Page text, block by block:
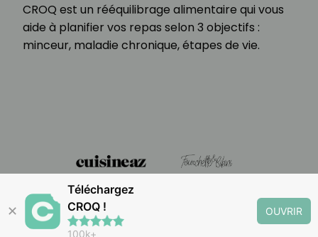
CROQ est un rééquilibrage alimentaire qui vous
aide à planifier vos repas selon 3 objectifs :
minceur, maladie chronique, étapes de vie.
✕
Téléchargez
CROQ !
100k+
OUVRIR